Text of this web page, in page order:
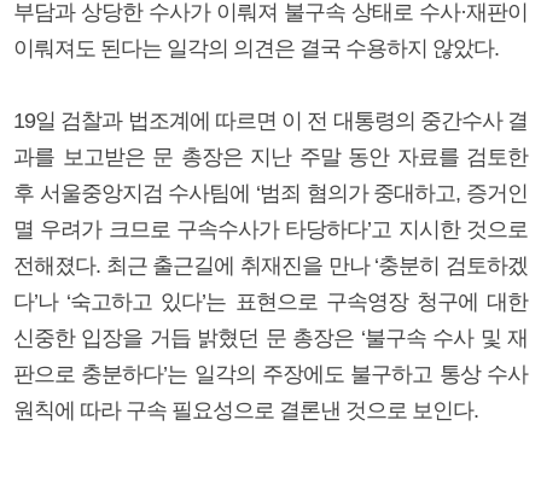
부담과 상당한 수사가 이뤄져 불구속 상태로 수사·재판이
이뤄져도 된다는 일각의 의견은 결국 수용하지 않았다.
19일 검찰과 법조계에 따르면 이 전 대통령의 중간수사 결
과를 보고받은 문 총장은 지난 주말 동안 자료를 검토한
후 서울중앙지검 수사팀에 ‘범죄 혐의가 중대하고, 증거인
멸 우려가 크므로 구속수사가 타당하다’고 지시한 것으로
전해졌다. 최근 출근길에 취재진을 만나 ‘충분히 검토하겠
다’나 ‘숙고하고 있다’는 표현으로 구속영장 청구에 대한
신중한 입장을 거듭 밝혔던 문 총장은 ‘불구속 수사 및 재
판으로 충분하다’는 일각의 주장에도 불구하고 통상 수사
원칙에 따라 구속 필요성으로 결론낸 것으로 보인다.